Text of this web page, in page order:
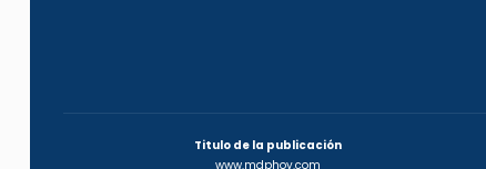
Titulo de la publicación
www.mdphoy.com